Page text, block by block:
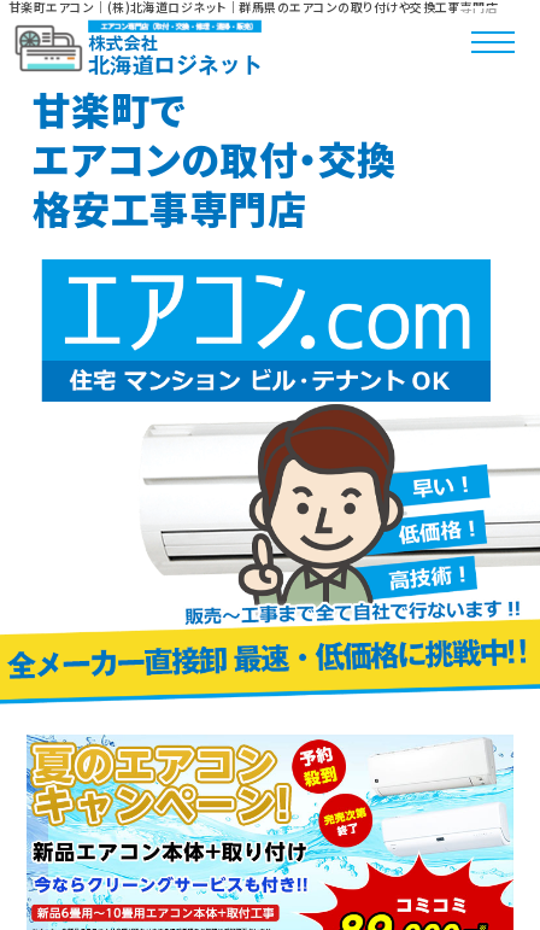
甘楽町エアコン｜(株)北海道ロジネット｜群馬県のエアコンの取り付けや交換工事専門店
甘楽町で
エアコンの取付・交換
格安工事専門店